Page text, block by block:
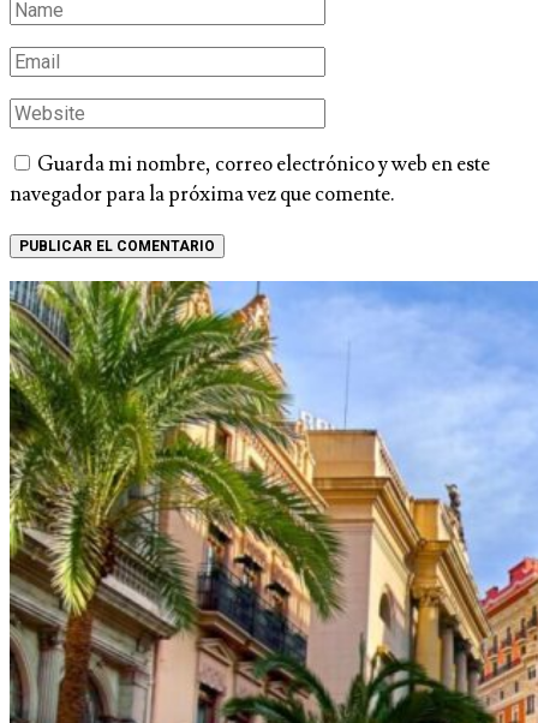
Guarda mi nombre, correo electrónico y web en este
navegador para la próxima vez que comente.